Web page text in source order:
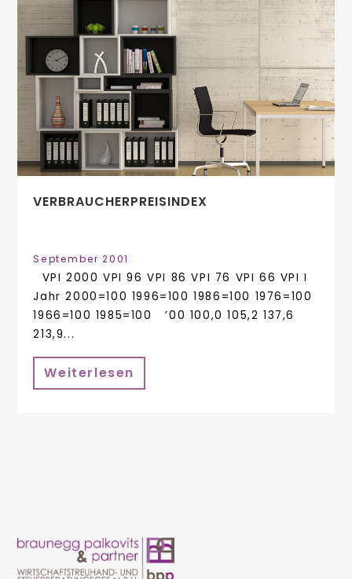
VERBRAUCHERPREISINDEX
September 2001
VPI 2000 VPI 96 VPI 86 VPI 76 VPI 66 VPI I
Jahr 2000=100 1996=100 1986=100 1976=100
1966=100 1985=100 ’00 100,0 105,2 137,6
213,9...
Weiterlesen